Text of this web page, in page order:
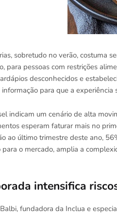
sobretudo no verão, costuma
para pessoas com restrições
desconhecidos e
para que a experiência
indicam um cenário de alta
esperam faturar mais no
ao último trimestre deste ano,
o mercado, amplia a
intensifica
fundadora da Inclua e